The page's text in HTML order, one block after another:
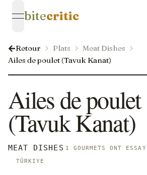
open navigation menu
bitecritic
Retour Plats
Meat Dishes
Ailes de poulet (Tavuk Kanat)
Ailes de poulet
(Tavuk Kanat)
MEAT DISHES 1 GOURMETS ONT
TÜRKIYE